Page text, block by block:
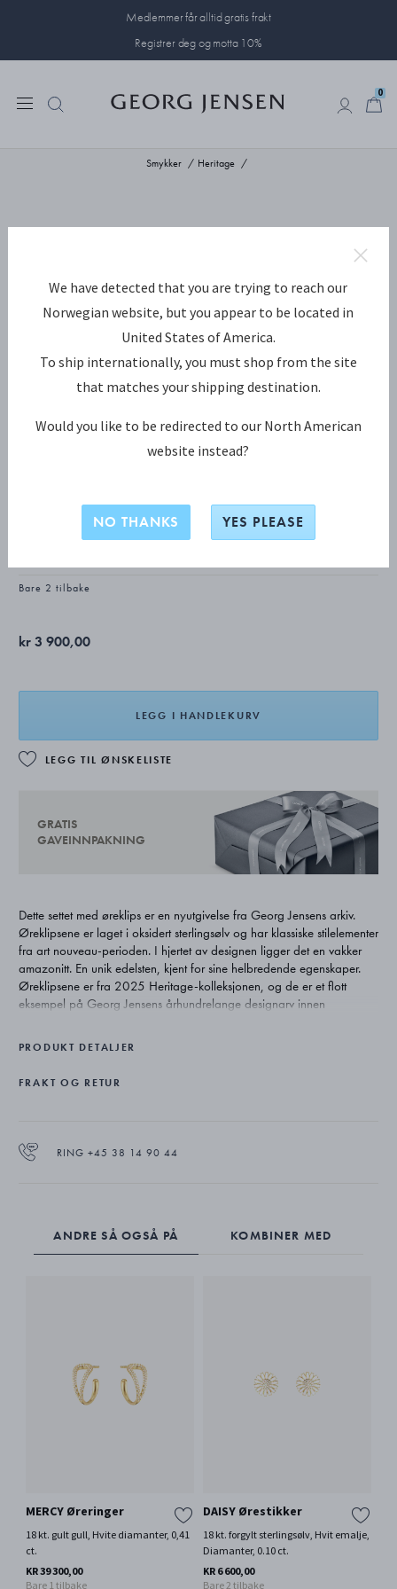
Medlemmer får alltid gratis frakt
Registrer deg og motta 10%
0
Smykker Heritage
2025 HERITAGE Øreklips
Bare 2 tilbake
kr 3 900,00
LEGG I HANDLEKURV
LEGG TIL ØNSKELISTE
GRATIS
GAVEINNPAKNING
Dette settet med øreklips er en nyutgivelse fra Georg Jensens arkiv.
Øreklipsene er laget i oksidert sterlingsølv og har klassiske stilelementer
fra art nouveau-perioden. I hjertet av designen ligger det en vakker
amazonitt. En unik edelsten, kjent for sine helbredende egenskaper.
Øreklipsene er fra 2025 Heritage-kolleksjonen, og de er et flott
eksempel på Georg Jensens århundrelange designarv innen
PRODUKT DETALJER
FRAKT OG RETUR
RING +45 38 14 90 44
ANDRE SÅ OGSÅ PÅ KOMBINER MED
MERCY Øreringer
18 kt. gult gull, Hvite diamanter, 0,41
ct.
KR 39 300,00
Bare 1 tilbake
DAISY Ørestikker
18 kt. forgylt sterlingsølv, Hvit emalje,
Diamanter, 0.10 ct.
KR 6 600,00
Bare 2 tilbake
We have detected that you are trying to reach our
Norwegian website, but you appear to be located in
United States of America.
To ship internationally, you must shop from the site
that matches your shipping destination.
Would you like to be redirected to our North American
website instead?
NO THANKS YES PLEASE